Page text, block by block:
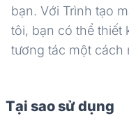
bạn. Với Trình tạo
tôi, bạn có thể thiết
tương tác một cách
Tại sao sử dụng